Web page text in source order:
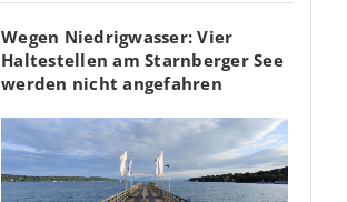
Wegen Niedrigwasser: Vier
Haltestellen am Starnberger See
werden nicht angefahren